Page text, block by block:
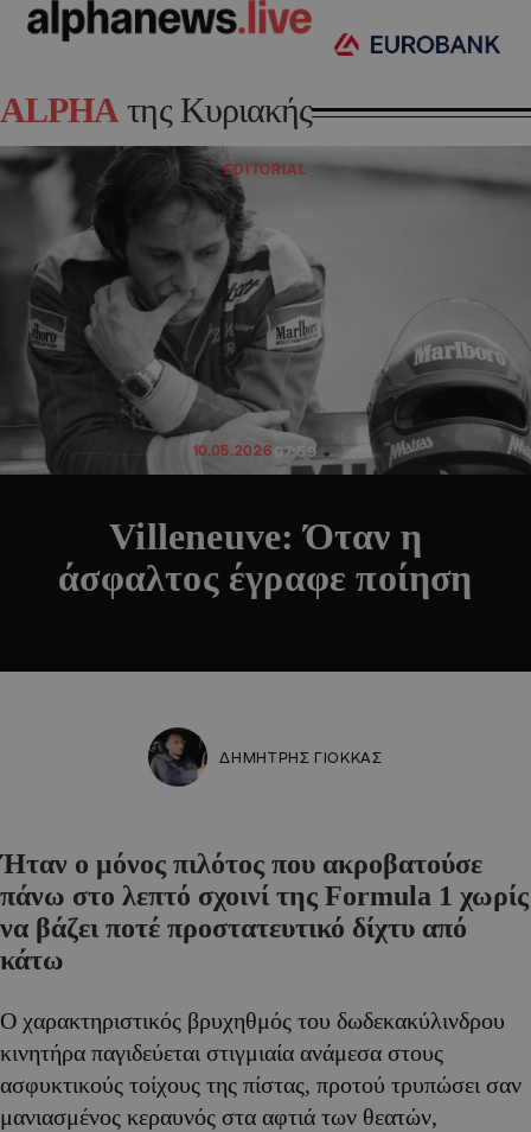
ALPHA της Κυριακής
EDITORIAL
10.05.2026 07:59
Villeneuve: Όταν η
άσφαλτος έγραφε ποίηση
ΔΗΜΗΤΡΗΣ ΓΙΟΚΚΑΣ
Ήταν ο μόνος πιλότος που ακροβατούσε
πάνω στο λεπτό σχοινί της Formula 1 χωρίς
να βάζει ποτέ προστατευτικό δίχτυ από
κάτω
Ο χαρακτηριστικός βρυχηθμός του δωδεκακύλινδρου
κινητήρα παγιδεύεται στιγμιαία ανάμεσα στους
ασφυκτικούς τοίχους της πίστας, προτού τρυπώσει σαν
μανιασμένος κεραυνός στα αφτιά των θεατών,